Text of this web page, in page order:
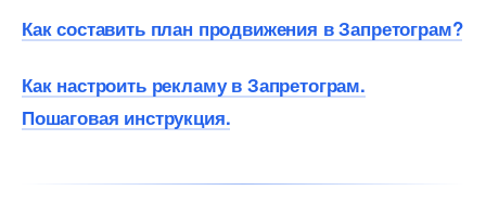
Как составить план продвижения в Запретограм?
Как настроить рекламу в Запретограм.
Пошаговая инструкция.